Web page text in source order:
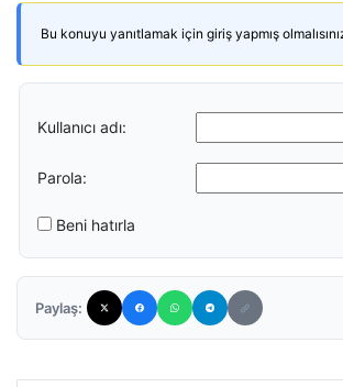
Bu konuyu yanıtlamak için giriş yapmış
Kullanıcı adı:
Parola:
Beni hatırla
Paylaş: